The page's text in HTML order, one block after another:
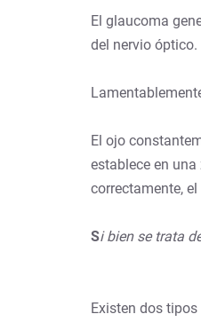
El glaucoma
del nervio óptico.
El ojo
establece en
correctamente,
Si bien se trata
Existen dos